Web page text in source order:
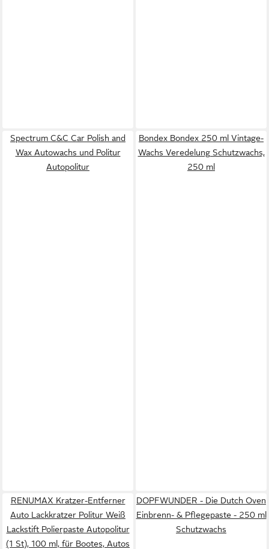
Spectrum C&C Car Polish and
Wax Autowachs und Politur
Autopolitur
Bondex Bondex 250 ml Vintage-
Wachs Veredelung Schutzwachs,
250 ml
RENUMAX Kratzer-Entferner
Auto Lackkratzer Politur Weiß
Lackstift Polierpaste Autopolitur
(1 St), 100 ml, für Bootes, Autos
DOPFWUNDER - Die Dutch Oven
Einbrenn- & Pflegepaste - 250 ml
Schutzwachs